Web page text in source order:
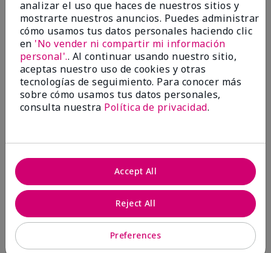
The blush is hard to get used to - it goes on very
heavy and then needs to be softened. I think I will
stick with my old brand for now.
Mostrar Traducción
ConclusiónNo, no recomendaría a un amigo
¿Le ha resultado útil esta
16 5
Marcar esta opinión
analizar el uso que haces de nuestros sitios y
mostrarte nuestros anuncios. Puedes administrar
cómo usamos tus datos personales haciendo clic
en 'No vender ni compartir mi información
personal'.. Al continuar usando nuestro sitio,
aceptas nuestro uso de cookies y otras
tecnologías de seguimiento. Para conocer más
sobre cómo usamos tus datos personales,
consulta nuestra Política de privacidad.
Preferences
Reject All
Accept All